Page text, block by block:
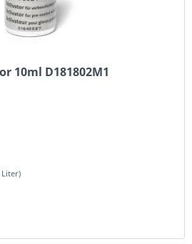
10ml D181802M1
Liter)